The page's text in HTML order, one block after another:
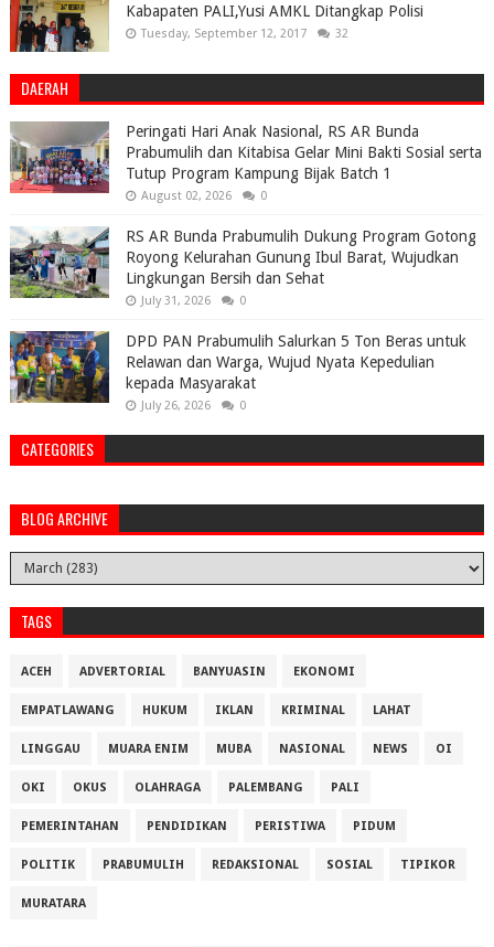
Kabapaten PALI,Yusi AMKL Ditangkap Polisi
Tuesday, September 12, 2017 32
DAERAH
Peringati Hari Anak Nasional, RS AR Bunda
Prabumulih dan Kitabisa Gelar Mini Bakti Sosial serta
Tutup Program Kampung Bijak Batch 1
August 02, 2026 0
RS AR Bunda Prabumulih Dukung Program Gotong
Royong Kelurahan Gunung Ibul Barat, Wujudkan
Lingkungan Bersih dan Sehat
July 31, 2026 0
DPD PAN Prabumulih Salurkan 5 Ton Beras untuk
Relawan dan Warga, Wujud Nyata Kepedulian
kepada Masyarakat
July 26, 2026 0
CATEGORIES
BLOG ARCHIVE
TAGS
ACEH ADVERTORIAL BANYUASIN EKONOMI
EMPATLAWANG HUKUM IKLAN KRIMINAL LAHAT
LINGGAU MUARA ENIM MUBA NASIONAL NEWS OI
OKI OKUS OLAHRAGA PALEMBANG PALI
PEMERINTAHAN PENDIDIKAN PERISTIWA PIDUM
POLITIK PRABUMULIH REDAKSIONAL SOSIAL TIPIKOR
MURATARA